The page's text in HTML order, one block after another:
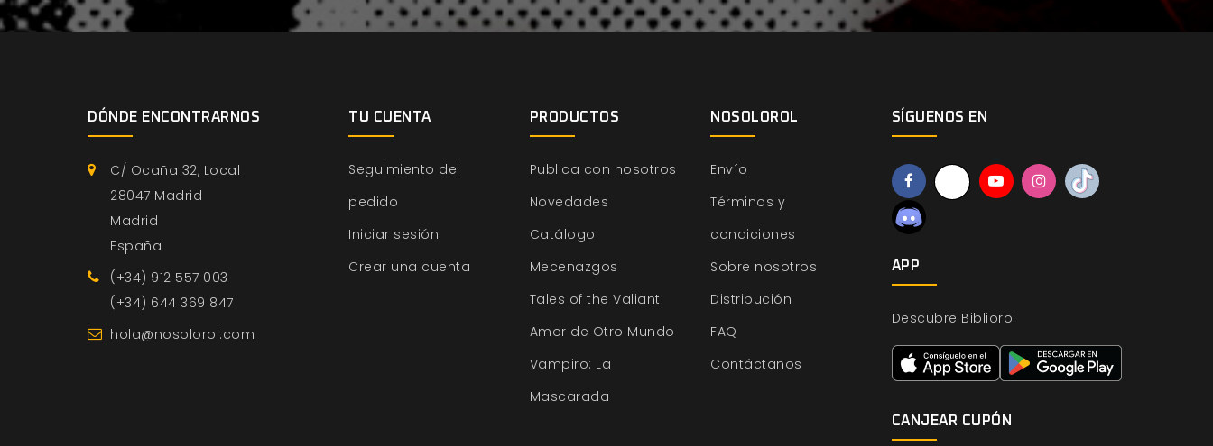
DÓNDE ENCONTRARNOS
C/ Ocaña 32, Local
28047 Madrid
Madrid
España
(+34) 912 557 003
(+34) 644 369 847
hola@nosolorol.com
TU CUENTA
Seguimiento del
pedido
Iniciar sesión
Crear una cuenta
PRODUCTOS
Publica con nosotros
Novedades
Catálogo
Mecenazgos
Tales of the Valiant
Amor de Otro Mundo
Vampiro: La
Mascarada
NOSOLOROL
Envío
Términos y
condiciones
Sobre nosotros
Distribución
FAQ
Contáctanos
SÍGUENOS EN
APP
Descubre Bibliorol
CANJEAR CUPÓN